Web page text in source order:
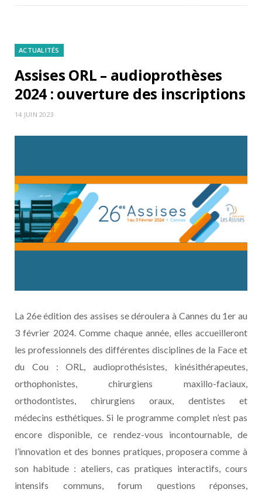
ACTUALITÉS
Assises ORL – audioprothèses
2024 : ouverture des inscriptions
14 JUIN 2023
La 26e édition des assises se déroulera à Cannes du 1er au
3 février 2024. Comme chaque année, elles accueilleront
les professionnels des différentes disciplines de la Face et
du Cou : ORL, audioprothésistes, kinésithérapeutes,
orthophonistes, chirurgiens maxillo-faciaux,
orthodontistes, chirurgiens oraux, dentistes et
médecins esthétiques. Si le programme complet n’est pas
encore disponible, ce rendez-vous incontournable, de
l’innovation et des bonnes pratiques, proposera comme à
son habitude : ateliers, cas pratiques interactifs, cours
intensifs communs, forum questions réponses,